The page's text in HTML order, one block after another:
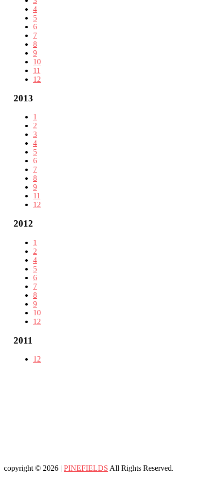
4
5
6
7
8
9
10
11
12
2013
1
2
3
4
5
6
7
8
9
11
12
2012
1
2
4
5
6
7
8
9
10
12
2011
12
copyright © 2026 | PINEFIELDS All Rights Reserved.